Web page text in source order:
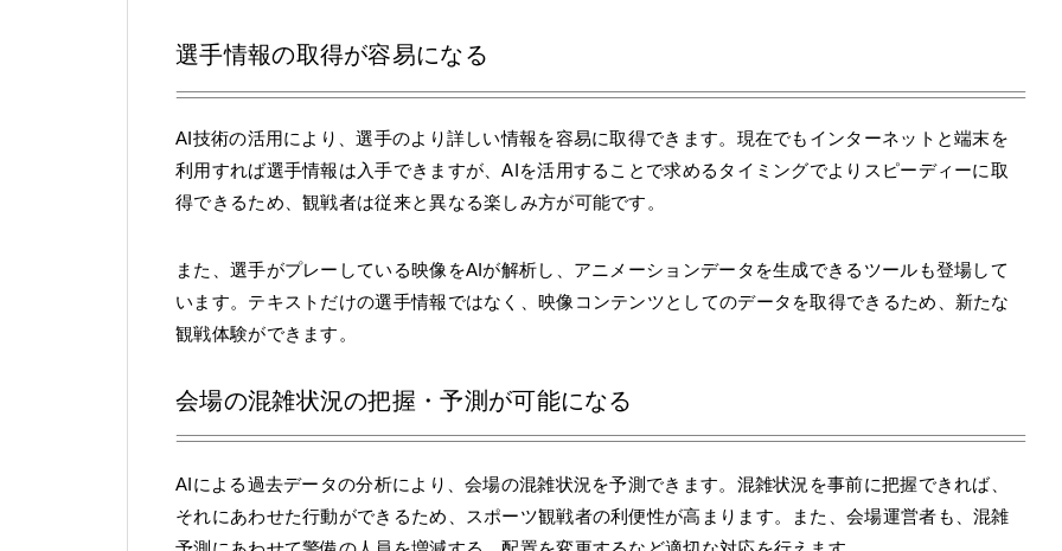
選手情報の取得が容易になる
AI技術の活用により、選手のより詳しい情報を容易に取得できます。現在でもインターネットと端末を
利用すれば選手情報は入手できますが、AIを活用することで求めるタイミングでよりスピーディーに取
得できるため、観戦者は従来と異なる楽しみ方が可能です。
また、選手がプレーしている映像をAIが解析し、アニメーションデータを生成できるツールも登場して
います。テキストだけの選手情報ではなく、映像コンテンツとしてのデータを取得できるため、新たな
観戦体験ができます。
会場の混雑状況の把握・予測が可能になる
AIによる過去データの分析により、会場の混雑状況を予測できます。混雑状況を事前に把握できれば、
それにあわせた行動ができるため、スポーツ観戦者の利便性が高まります。また、会場運営者も、混雑